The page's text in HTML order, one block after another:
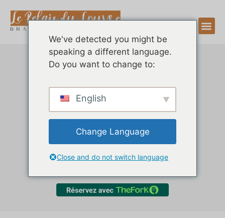
Eu reservo com o
thefork
Reservar mesa significa garantir uma
experiência intransigente e adaptada aos seus
desejos. Ao reservar com antecedência,
permite-nos preparar todos os detalhes para
lhe oferecer o melhor acolhimento possível,
seja para um jantar a dois, uma reunião de
We've detected you might be
speaking a different language.
Do you want to change to:
English
Change Language
Close and do not switch language